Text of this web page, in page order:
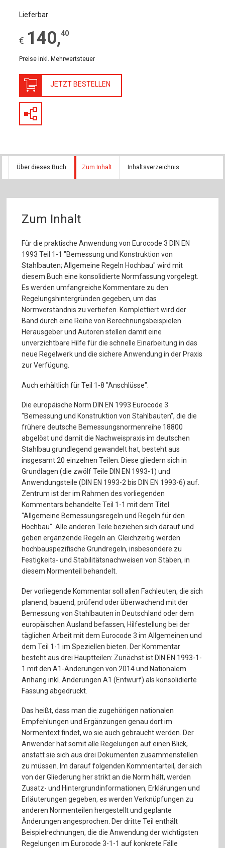
Lieferbar
€ 140,40
Preise inkl. Mehrwertsteuer
JETZT BESTELLEN
Über dieses Buch Zum Inhalt Inhaltsverzeichnis
Zum Inhalt
Für die praktische Anwendung von Eurocode 3 DIN EN
1993 Teil 1-1 "Bemessung und Konstruktion von
Stahlbauten; Allgemeine Regeln Hochbau" wird mit
diesem Buch eine konsolidierte Normfassung vorgelegt.
Es werden umfangreiche Kommentare zu den
Regelungshintergründen gegeben, um das
Normverständnis zu vertiefen. Komplettiert wird der
Band durch eine Reihe von Berechnungsbeispielen.
Herausgeber und Autoren stellen damit eine
unverzichtbare Hilfe für die schnelle Einarbeitung in das
neue Regelwerk und die sichere Anwendung in der Praxis
zur Verfügung.
Auch erhältlich für Teil 1-8 "Anschlüsse".
Die europäische Norm DIN EN 1993 Eurocode 3
"Bemessung und Konstruktion von Stahlbauten", die die
frühere deutsche Bemessungsnormenreihe 18800
abgelöst und damit die Nachweispraxis im deutschen
Stahlbau grundlegend gewandelt hat, besteht aus
insgesamt 20 einzelnen Teilen. Diese gliedern sich in
Grundlagen (die zwölf Teile DIN EN 1993-1) und
Anwendungsteile (DlN EN 1993-2 bis DIN EN 1993-6) auf.
Zentrum ist der im Rahmen des vorliegenden
Kommentars behandelte Teil 1-1 mit dem Titel
"Allgemeine Bemessungsregeln und Regeln für den
Hochbau". Alle anderen Teile beziehen sich darauf und
geben ergänzende Regeln an. Gleichzeitig werden
hochbauspezifische Grundregeln, insbesondere zu
Festigkeits- und Stabilitätsnachweisen von Stäben, in
diesem Normenteil behandelt.
Der vorliegende Kommentar soll allen Fachleuten, die sich
planend, bauend, prüfend oder überwachend mit der
Bemessung von Stahlbauten in Deutschland oder dem
europäischen Ausland befassen, Hilfestellung bei der
täglichen Arbeit mit dem Eurocode 3 im Allgemeinen und
dem Teil 1-1 im Speziellen bieten. Der Kommentar
besteht aus drei Hauptteilen: Zunächst ist DIN EN 1993-1-
1 mit den A1-Änderungen von 2014 und Nationalem
Anhang inkl. Änderungen A1 (Entwurf) als konsolidierte
Fassung abgedruckt.
Das heißt, dass man die zugehörigen nationalen
Empfehlungen und Ergänzungen genau dort im
Normentext findet, wo sie auch gebraucht werden. Der
Anwender hat somit alle Regelungen auf einen Blick,
anstatt sie sich aus drei Dokumenten zusammenstellen
zu müssen. lm darauf folgenden Kommentarteil, der sich
von der Gliederung her strikt an die Norm hält, werden
Zusatz- und Hintergrundinformationen, Erklärungen und
Erläuterungen gegeben, es werden Verknüpfungen zu
anderen Normenteilen hergestellt und geplante
Änderungen angesprochen. Der dritte Teil enthält
Beispielrechnungen, die die Anwendung der wichtigsten
Regelungen im Eurocode 3-1-1 auf konkrete Fälle